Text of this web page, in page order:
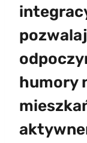
humory